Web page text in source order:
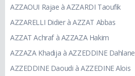
AZZAOUI Rajae à AZZARDI Taoufik
AZZARELLI Didier à AZZAT Abbas
AZZAT Achraf à AZZAZA Hakim
AZZAZA Khadija à AZZEDDINE Dahlane
AZZEDDINE Daoudi à AZZEDINE Alois